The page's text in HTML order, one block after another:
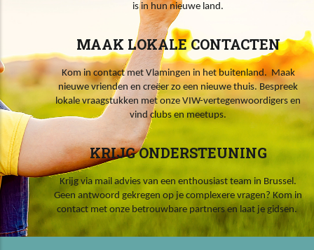
is in hun nieuwe land.
MAAK LOKALE CONTACTEN
Kom in contact met Vlamingen in het buitenland. Maak
nieuwe vrienden en creëer zo een nieuwe thuis. Bespreek
lokale vraagstukken met onze VIW-vertegenwoordigers en
vind clubs en meetups.
KRIJG ONDERSTEUNING
Krijg via mail advies van een enthousiast team in Brussel.
Geen antwoord gekregen op je complexere vragen? Kom in
contact met onze betrouwbare partners en laat je gidsen.